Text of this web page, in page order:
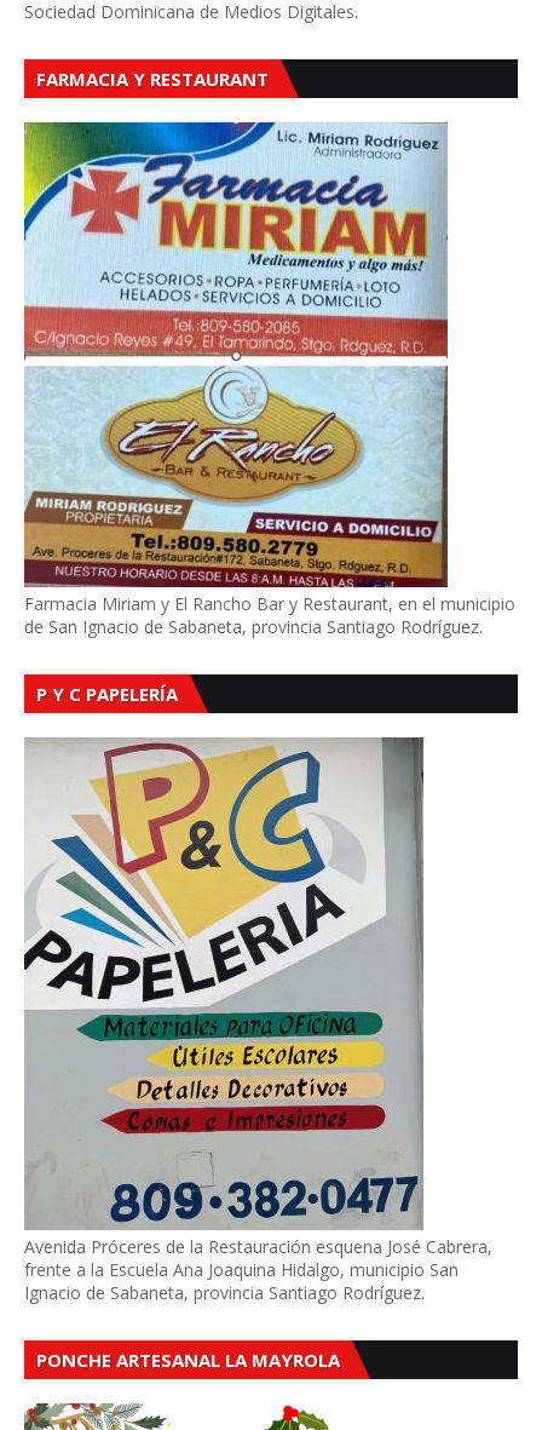
Sociedad Dominicana de Medios Digitales.
FARMACIA Y RESTAURANT
Farmacia Miriam y El Rancho Bar y Restaurant, en el municipio
de San Ignacio de Sabaneta, provincia Santiago Rodríguez.
P Y C PAPELERÍA
Avenida Próceres de la Restauración esquena José Cabrera,
frente a la Escuela Ana Joaquina Hidalgo, municipio San
Ignacio de Sabaneta, provincia Santiago Rodríguez.
PONCHE ARTESANAL LA MAYROLA